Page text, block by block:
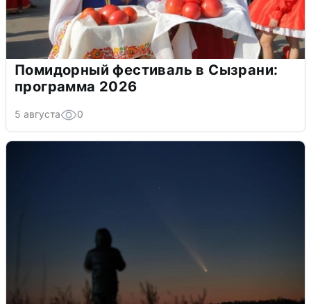
Помидорный фестиваль в Сызрани:
программа 2026
5 августа 0